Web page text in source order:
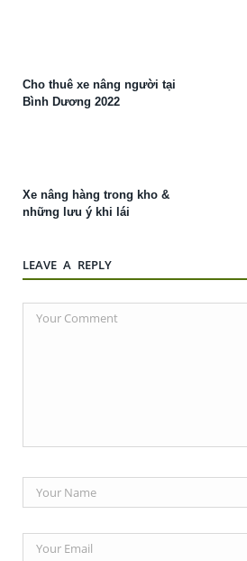
Cho thuê xe nâng người tại
Bình Dương 2022
Xe nâng hàng trong kho &
những lưu ý khi lái
LEAVE A REPLY